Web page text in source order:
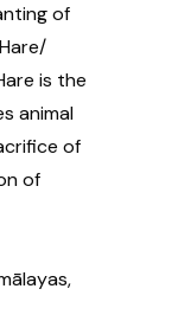
of
is the
animal
of
of